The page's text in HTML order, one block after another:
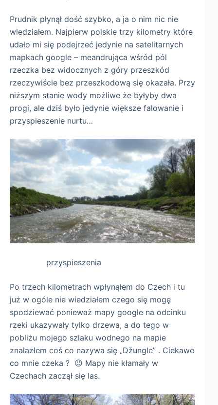
Prudnik płynął dość szybko, a ja o nim nic nie
wiedziałem. Najpierw polskie trzy kilometry które
udało mi się podejrzeć jedynie na satelitarnych
mapkach google – meandrująca wśród pól
rzeczka bez widocznych z góry przeszkód
rzeczywiście bez przeszkodową się okazała. Przy
niższym stanie wody możliwe że byłyby dwa
progi, ale dziś było jedynie większe falowanie i
przyspieszenie nurtu…
przyspieszenia
Po trzech kilometrach wpłynąłem do Czech i tu
już w ogóle nie wiedziałem czego się mogę
spodziewać ponieważ mapy google na odcinku
rzeki ukazywały tylko drzewa, a do tego w
pobliżu mojego szlaku wodnego na mapie
znalazłem coś co nazywa się „Džungle” . Ciekawe
co mnie czeka ? 😉 Mapy nie kłamały w
Czechach zaczął się las.